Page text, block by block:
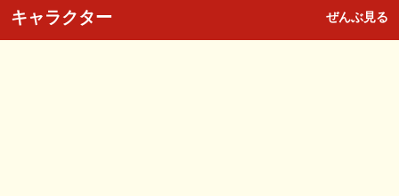
キャラクター ぜんぶ見る